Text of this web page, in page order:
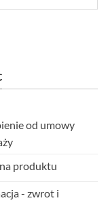
od umowy
produktu
- zwrot i